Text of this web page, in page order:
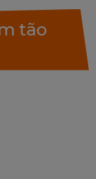
tão